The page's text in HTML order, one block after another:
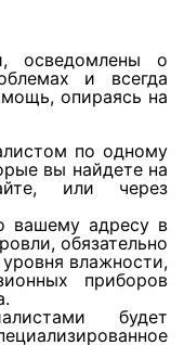
снега и
осведомлены о
и всегда
опираясь на
по одному
вы найдете на
или через
вашему адресу в
обязательно
влажности,
приборов
будет